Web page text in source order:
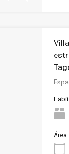
Área